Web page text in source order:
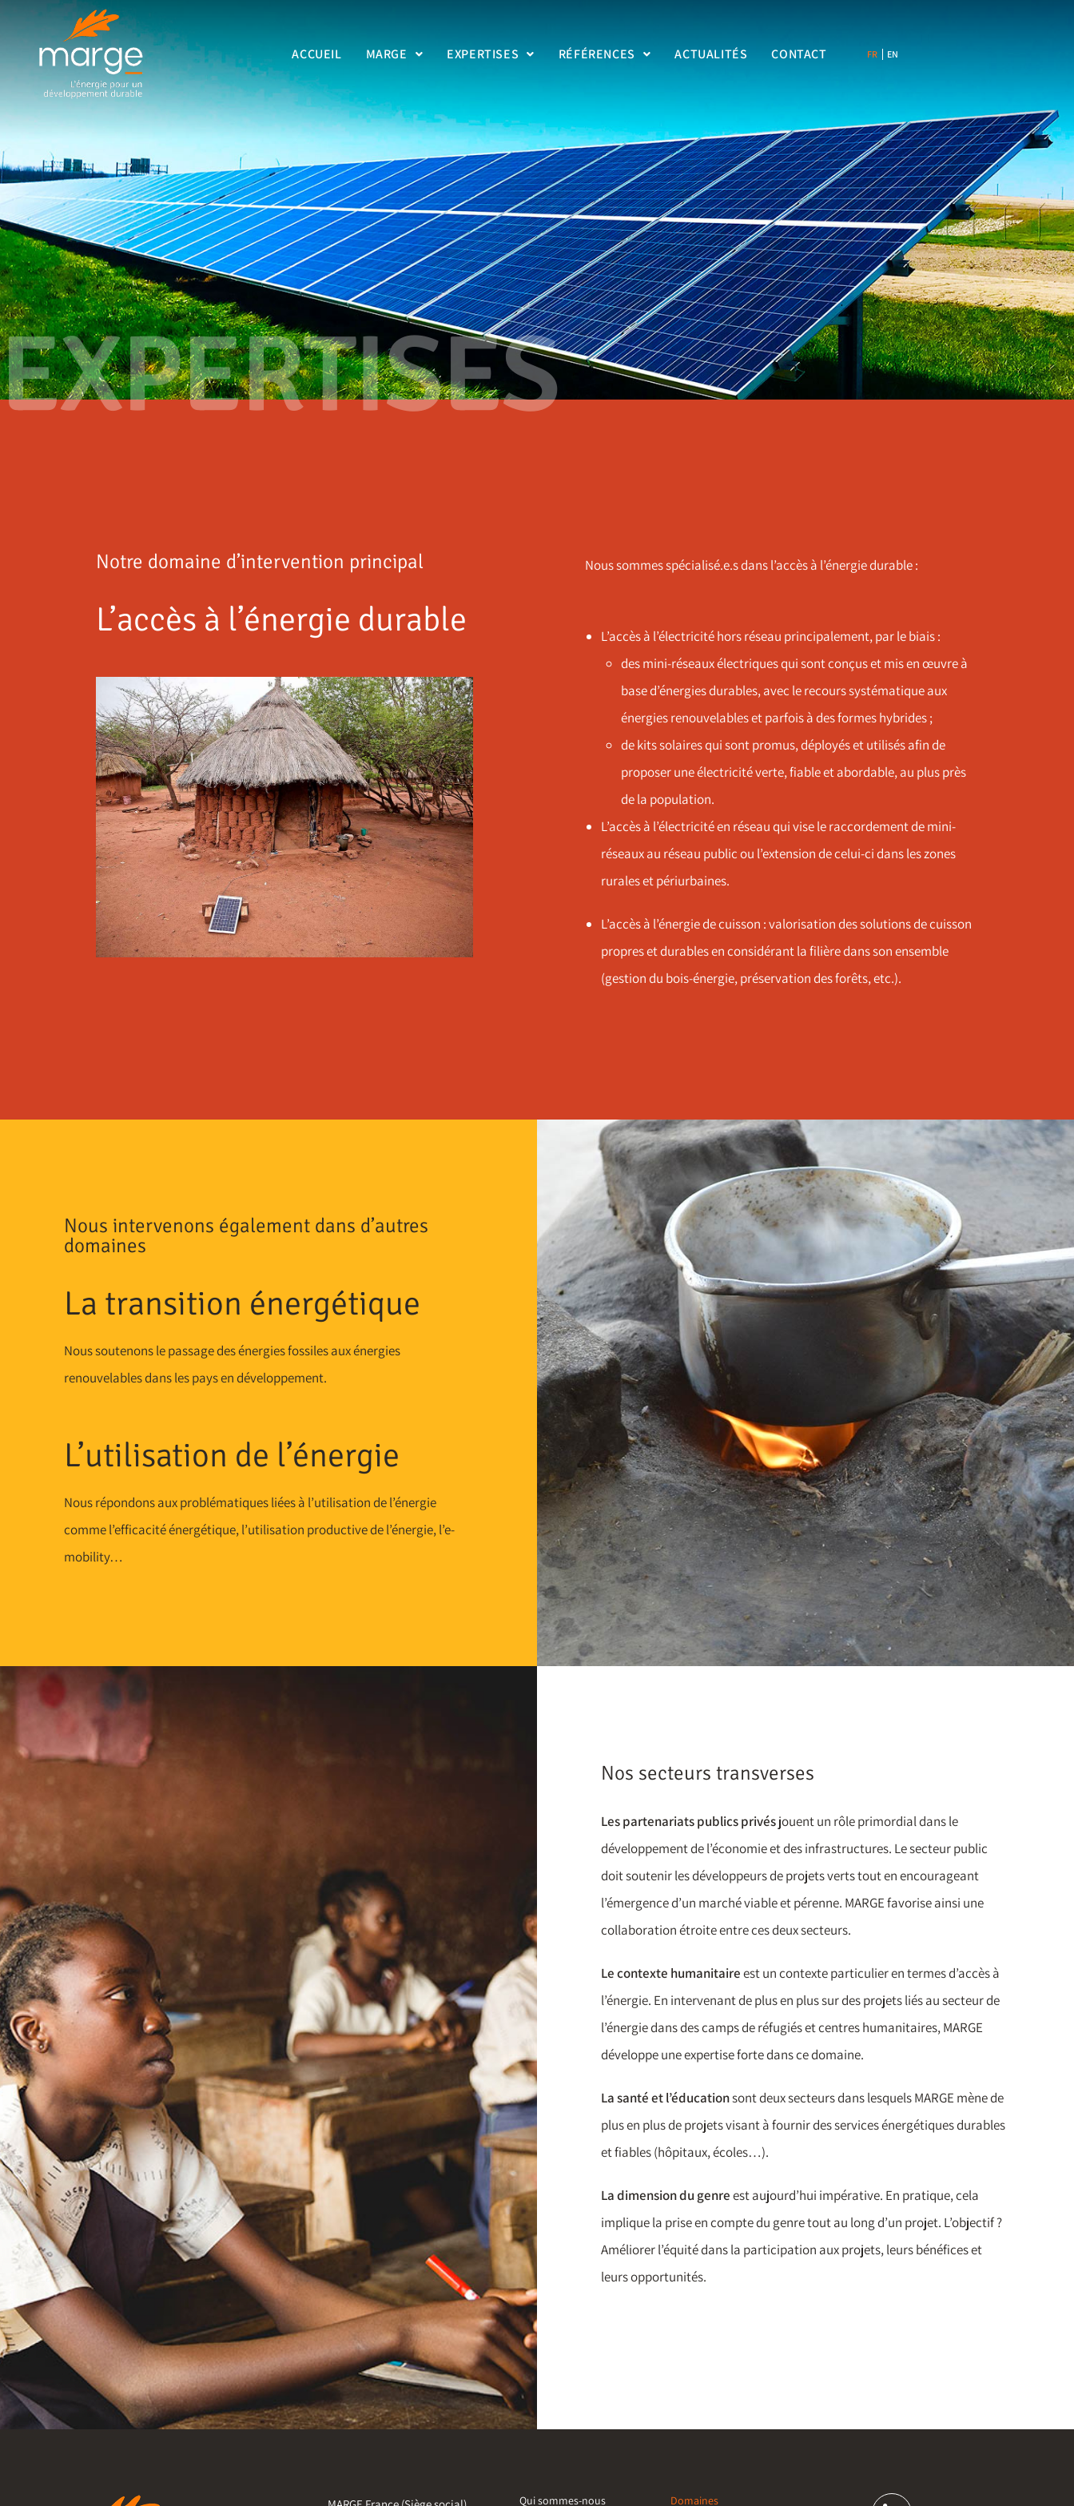
ACCUEIL MARGE EXPERTISES RÉFÉRENCES ACTUALITÉS CONTACT FR EN
EXPERTISES
Notre domaine d’intervention principal
L’accès à l’énergie durable
Nous sommes spécialisé.e.s dans l’accès à l’énergie durable :
L’accès à l’électricité hors réseau principalement, par le biais :
des mini-réseaux électriques qui sont conçus et mis en œuvre à
base d’énergies durables, avec le recours systématique aux
énergies renouvelables et parfois à des formes hybrides ;
de kits solaires qui sont promus, déployés et utilisés afin de
proposer une électricité verte, fiable et abordable, au plus près
de la population.
L’accès à l’électricité en réseau qui vise le raccordement de mini-
réseaux au réseau public ou l’extension de celui-ci dans les zones
rurales et périurbaines.
L’accès à l’énergie de cuisson : valorisation des solutions de cuisson
propres et durables en considérant la filière dans son ensemble
(gestion du bois-énergie, préservation des forêts, etc.).
Nous intervenons également dans d’autres
domaines
La transition énergétique
Nous soutenons le passage des énergies fossiles aux énergies
renouvelables dans les pays en développement.
L’utilisation de l’énergie
Nous répondons aux problématiques liées à l’utilisation de l’énergie
comme l’efficacité énergétique, l’utilisation productive de l’énergie, l’e-
mobility…
Nos secteurs transverses
Les partenariats publics privésjouent un rôle primordial dans le
développement de l’économie et des infrastructures. Le secteur public
doit soutenir les développeurs de projets verts tout en encourageant
l’émergence d’un marché viable et pérenne. MARGE favorise ainsi une
collaboration étroite entre ces deux secteurs.
Le contexte humanitaireest un contexte particulier en termes d’accès à
l’énergie. En intervenant de plus en plus sur des projets liés au secteur de
l’énergie dans des camps de réfugiés et centres humanitaires, MARGE
développe une expertise forte dans ce domaine.
La santé et l’éducationsont deux secteurs dans lesquels MARGE mène de
plus en plus de projets visant à fournir des services énergétiques durables
et fiables (hôpitaux, écoles…).
La dimension du genreest aujourd’hui impérative. En pratique, cela
implique la prise en compte du genre tout au long d’un projet. L’objectif ?
Améliorer l’équité dans la participation aux projets, leurs bénéfices et
leurs opportunités.
Qui sommes-nous Domaines